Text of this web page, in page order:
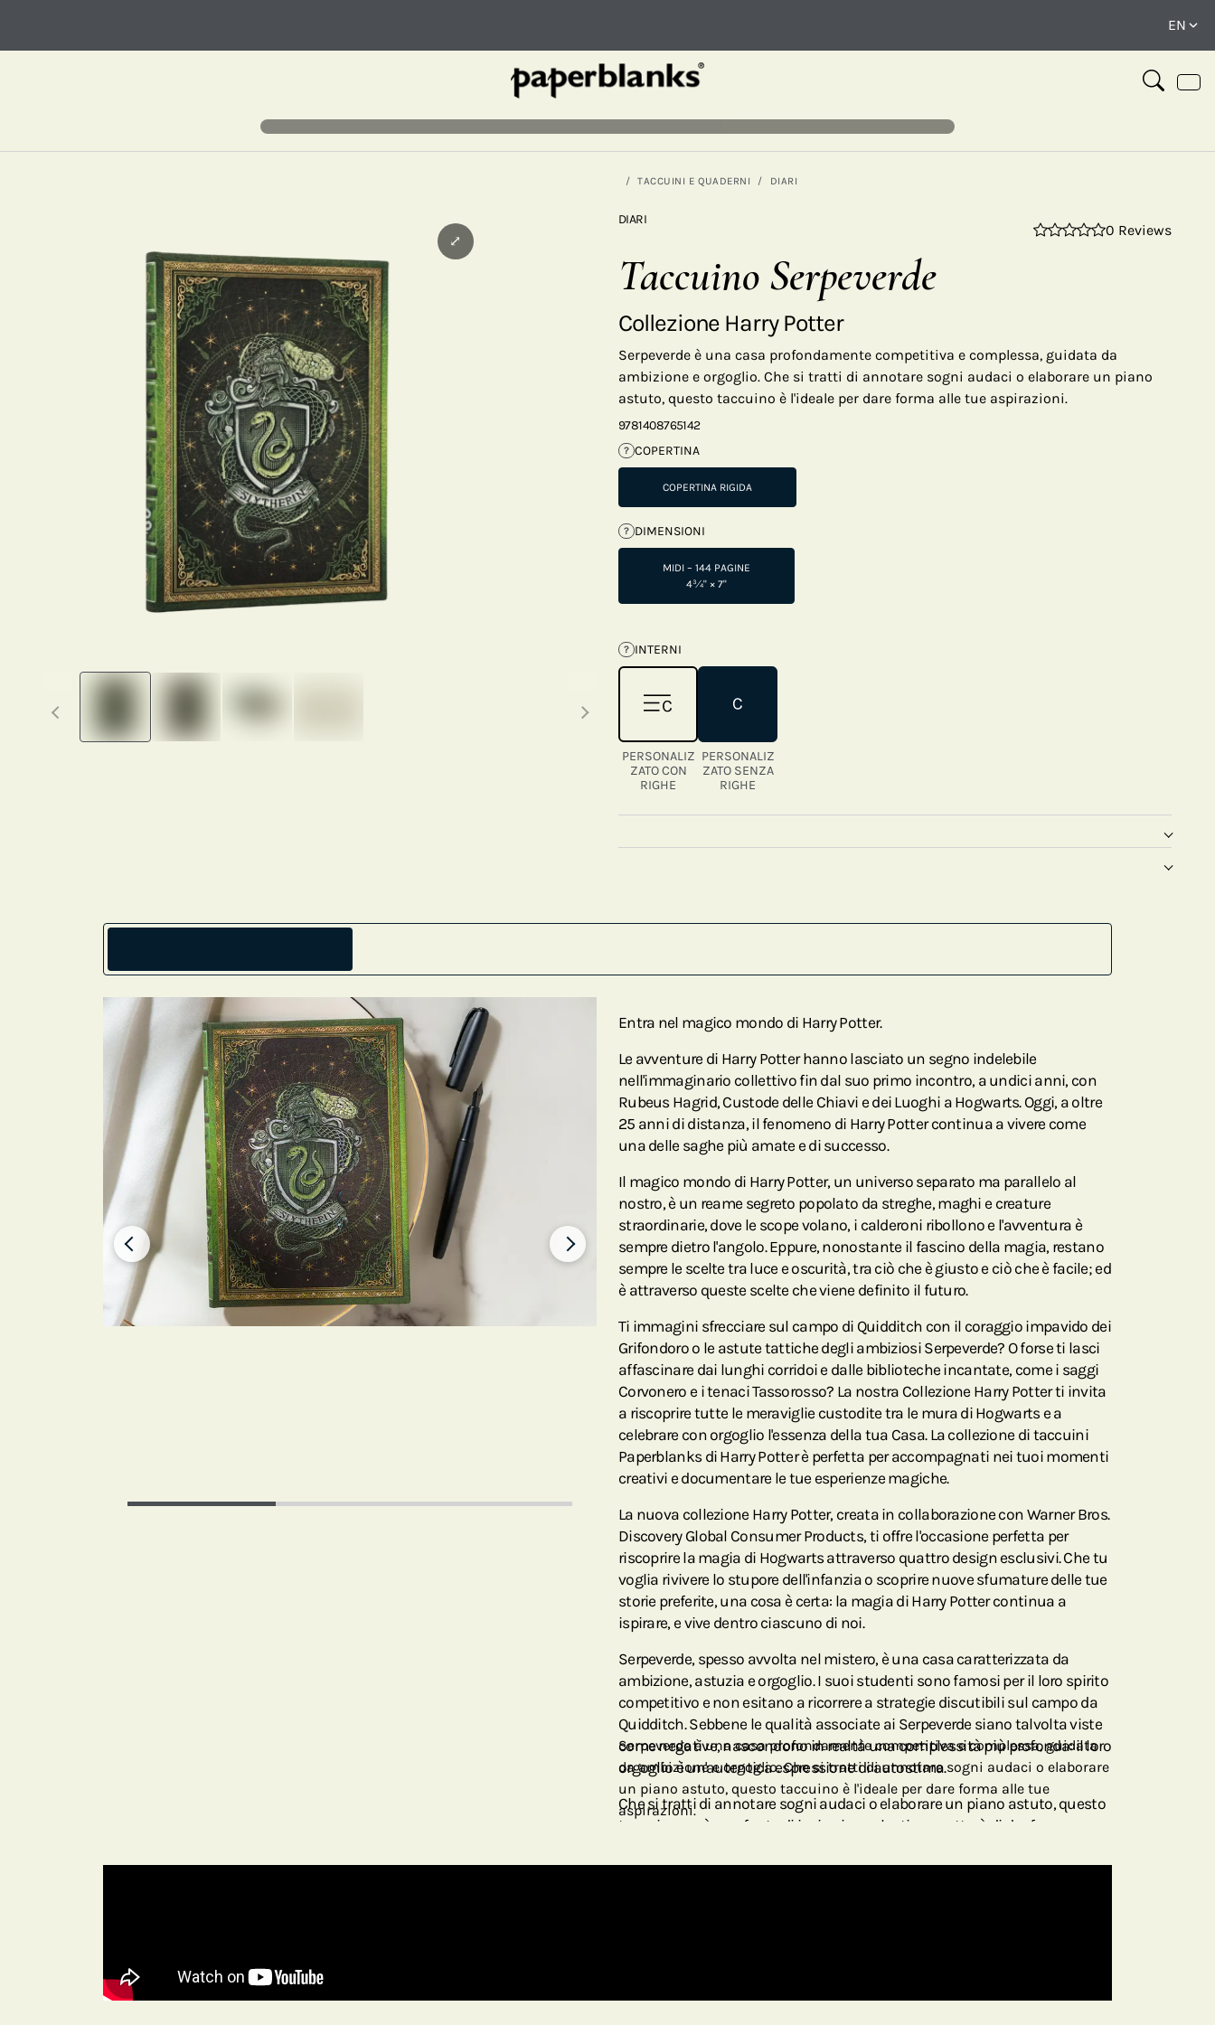
TACCUINI E QUADERNI DIARI
Previous thumbnails
⤢
DIARI
0 Reviews
Taccuino Serpeverde
Collezione Harry Potter
Serpeverde è una casa profondamente competitiva e complessa, guidata da
ambizione e orgoglio. Che si tratti di annotare sogni audaci o elaborare un piano
astuto, questo taccuino è l'ideale per dare forma alle tue aspirazioni.
9781408765142
? COPERTINA
COPERTINA RIGIDA
? DIMENSIONI
MIDI – 144 PAGINE
4¾" × 7"
? INTERNI
PERSONALIZ
ZATO CON
RIGHE
PERSONALIZ
ZATO SENZA
RIGHE
Entra nel magico mondo di Harry Potter.
Le avventure di Harry Potter hanno lasciato un segno indelebile
nell'immaginario collettivo fin dal suo primo incontro, a undici anni, con
Rubeus Hagrid, Custode delle Chiavi e dei Luoghi a Hogwarts. Oggi, a oltre
25 anni di distanza, il fenomeno di Harry Potter continua a vivere come
una delle saghe più amate e di successo.
Il magico mondo di Harry Potter, un universo separato ma parallelo al
nostro, è un reame segreto popolato da streghe, maghi e creature
straordinarie, dove le scope volano, i calderoni ribollono e l'avventura è
sempre dietro l'angolo. Eppure, nonostante il fascino della magia, restano
sempre le scelte tra luce e oscurità, tra ciò che è giusto e ciò che è facile; ed
è attraverso queste scelte che viene definito il futuro.
Ti immagini sfrecciare sul campo di Quidditch con il coraggio impavido dei
Grifondoro o le astute tattiche degli ambiziosi Serpeverde? O forse ti lasci
affascinare dai lunghi corridoi e dalle biblioteche incantate, come i saggi
Corvonero e i tenaci Tassorosso? La nostra Collezione Harry Potter ti invita
a riscoprire tutte le meraviglie custodite tra le mura di Hogwarts e a
celebrare con orgoglio l'essenza della tua Casa. La collezione di taccuini
Paperblanks di Harry Potter è perfetta per accompagnati nei tuoi momenti
creativi e documentare le tue esperienze magiche.
La nuova collezione Harry Potter, creata in collaborazione con Warner Bros.
Discovery Global Consumer Products, ti offre l'occasione perfetta per
riscoprire la magia di Hogwarts attraverso quattro design esclusivi. Che tu
voglia rivivere lo stupore dell'infanzia o scoprire nuove sfumature delle tue
storie preferite, una cosa è certa: la magia di Harry Potter continua a
ispirare, e vive dentro ciascuno di noi.
Serpeverde, spesso avvolta nel mistero, è una casa caratterizzata da
ambizione, astuzia e orgoglio. I suoi studenti sono famosi per il loro spirito
competitivo e non esitano a ricorrere a strategie discutibili sul campo da
Quidditch. Sebbene le qualità associate ai Serpeverde siano talvolta viste
come negative, nascondono in realtà una complessità più profonda: il loro
orgoglio è un'autentica espressione di autostima.
Che si tratti di annotare sogni audaci o elaborare un piano astuto, questo
taccuino sarà una fonte di ispirazione che ti permetterà di dar forma a
Serpeverde è una casa profondamente competitiva e complessa, guidata
da ambizione e orgoglio. Che si tratti di annotare sogni audaci o elaborare
un piano astuto, questo taccuino è l'ideale per dare forma alle tue
aspirazioni.